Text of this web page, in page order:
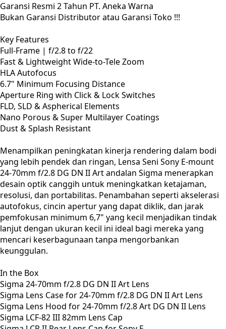
Garansi Resmi 2 Tahun PT. Aneka Warna
Bukan Garansi Distributor atau Garansi Toko !!!
Key Features
Full-Frame | f/2.8 to f/22
Fast & Lightweight Wide-to-Tele Zoom
HLA Autofocus
6.7" Minimum Focusing Distance
Aperture Ring with Click & Lock Switches
FLD, SLD & Aspherical Elements
Nano Porous & Super Multilayer Coatings
Dust & Splash Resistant
Menampilkan peningkatan kinerja rendering dalam bodi
yang lebih pendek dan ringan, Lensa Seni Sony E-mount
24-70mm f/2.8 DG DN II Art andalan Sigma menerapkan
desain optik canggih untuk meningkatkan ketajaman,
resolusi, dan portabilitas. Penambahan seperti akselerasi
autofokus, cincin apertur yang dapat diklik, dan jarak
pemfokusan minimum 6,7" yang kecil menjadikan tindak
lanjut dengan ukuran kecil ini ideal bagi mereka yang
mencari keserbagunaan tanpa mengorbankan
keunggulan.
In the Box
Sigma 24-70mm f/2.8 DG DN II Art Lens
Sigma Lens Case for 24-70mm f/2.8 DG DN II Art Lens
Sigma Lens Hood for 24-70mm f/2.8 Art DG DN II Lens
Sigma LCF-82 III 82mm Lens Cap